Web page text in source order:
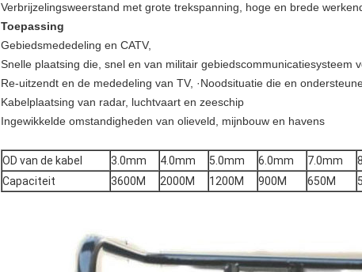
Verbrijzelingsweerstand met grote trekspanning, hoge en brede
Toepassing
Gebiedsmededeling en CATV,
Snelle plaatsing die, snel en van militair gebiedscommunicatiesysteem
Re-uitzendt en de mededeling van TV, ·Noodsituatie die en
Kabelplaatsing van radar, luchtvaart en zeeschip
Ingewikkelde omstandigheden van olieveld, mijnbouw en havens
OD van de kabel 3.0mm 4.0mm 5.0mm 6.0mm 7.0mm
Capaciteit
3600M 2000M 1200M 900M 650M